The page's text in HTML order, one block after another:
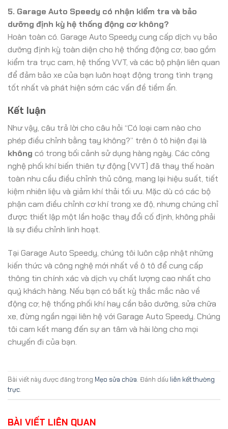
5. Garage Auto Speedy có nhận kiểm tra và bảo
dưỡng định kỳ hệ thống động cơ không?
Hoàn toàn có. Garage Auto Speedy cung cấp dịch vụ bảo
dưỡng định kỳ toàn diện cho hệ thống động cơ, bao gồm
kiểm tra trục cam, hệ thống VVT, và các bộ phận liên quan
để đảm bảo xe của bạn luôn hoạt động trong tình trạng
tốt nhất và phát hiện sớm các vấn đề tiềm ẩn.
Kết luận
Như vậy, câu trả lời cho câu hỏi “Có loại cam nào cho
phép điều chỉnh bằng tay không?” trên ô tô hiện đại là
không có trong bối cảnh sử dụng hàng ngày. Các công
nghệ phối khí biến thiên tự động (VVT) đã thay thế hoàn
toàn nhu cầu điều chỉnh thủ công, mang lại hiệu suất, tiết
kiệm nhiên liệu và giảm khí thải tối ưu. Mặc dù có các bộ
phận cam điều chỉnh cơ khí trong xe độ, nhưng chúng chỉ
được thiết lập một lần hoặc thay đổi cố định, không phải
là sự điều chỉnh linh hoạt.
Tại Garage Auto Speedy, chúng tôi luôn cập nhật những
kiến thức và công nghệ mới nhất về ô tô để cung cấp
thông tin chính xác và dịch vụ chất lượng cao nhất cho
quý khách hàng. Nếu bạn có bất kỳ thắc mắc nào về
động cơ, hệ thống phối khí hay cần bảo dưỡng, sửa chữa
xe, đừng ngần ngại liên hệ với Garage Auto Speedy. Chúng
tôi cam kết mang đến sự an tâm và hài lòng cho mọi
chuyến đi của bạn.
Bài viết này được đăng trong Mẹo sửa chữa. Đánh dấu liên kết thường
trực.
BÀI VIẾT LIÊN QUAN